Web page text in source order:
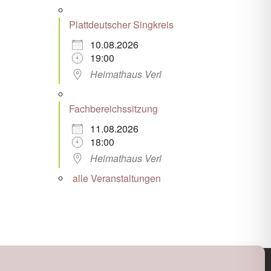
Plattdeutscher Singkreis
10.08.2026
19:00
Heimathaus Verl
Fachbereichssitzung
11.08.2026
18:00
Heimathaus Verl
alle Veranstaltungen